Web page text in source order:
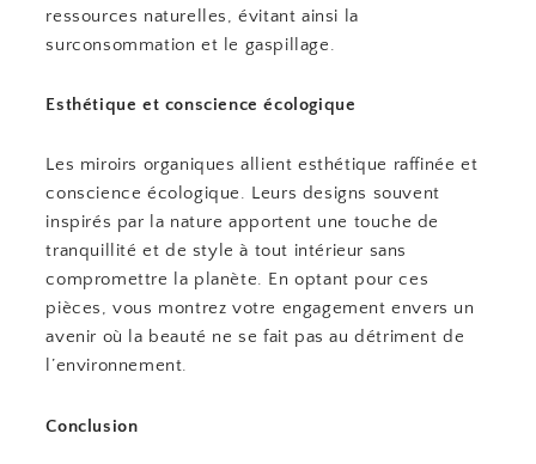
ressources naturelles, évitant ainsi la
surconsommation et le gaspillage.
Esthétique et conscience écologique
Les miroirs organiques allient esthétique raffinée et
conscience écologique. Leurs designs souvent
inspirés par la nature apportent une touche de
tranquillité et de style à tout intérieur sans
compromettre la planète. En optant pour ces
pièces, vous montrez votre engagement envers un
avenir où la beauté ne se fait pas au détriment de
l’environnement.
Conclusion